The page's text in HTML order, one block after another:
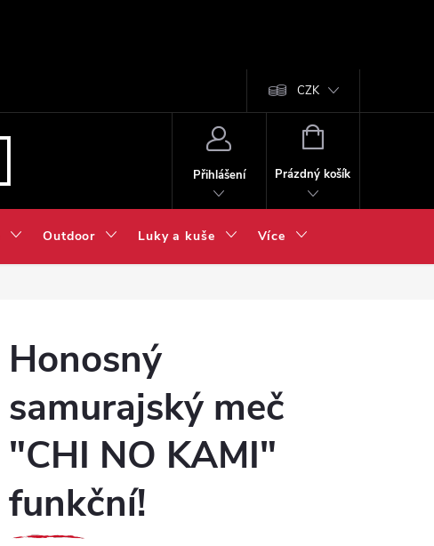
CZK
Přihlášení
NÁKUPNÍ
Prázdný košík
Outdoor Luky a kuše Více
Honosný
samurajský meč
"CHI NO KAMI"
funkční!